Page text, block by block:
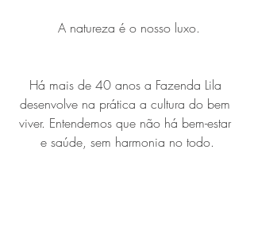
A natureza é o nosso luxo.
Há mais de 40 anos a Fazenda Lila
desenvolve na prática a cultura do bem
viver. Entendemos que não há bem-estar
e saúde, sem harmonia no todo.